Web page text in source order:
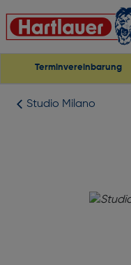
Terminvereinbarung
Studio Milano